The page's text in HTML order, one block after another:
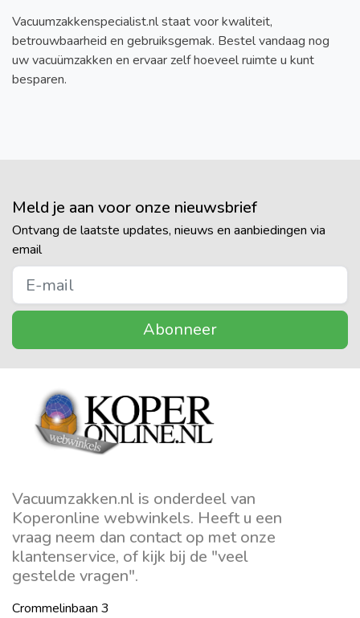
Vacuumzakkenspecialist.nl staat voor kwaliteit,
betrouwbaarheid en gebruiksgemak. Bestel vandaag nog
uw vacuümzakken en ervaar zelf hoeveel ruimte u kunt
besparen.
Meld je aan voor onze nieuwsbrief
Ontvang de laatste updates, nieuws en aanbiedingen via
email
Abonneer
Vacuumzakken.nl is onderdeel van
Koperonline webwinkels. Heeft u een
vraag neem dan contact op met onze
klantenservice, of kijk bij de "veel
gestelde vragen".
Crommelinbaan 3